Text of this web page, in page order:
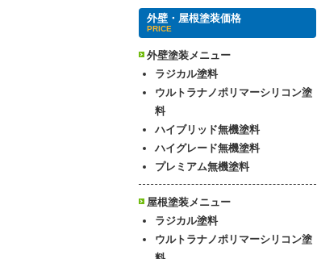
外壁・屋根塗装価格
PRICE
外壁塗装メニュー
ラジカル塗料
ウルトラナノポリマーシリコン塗
料
ハイブリッド無機塗料
ハイグレード無機塗料
プレミアム無機塗料
屋根塗装メニュー
ラジカル塗料
ウルトラナノポリマーシリコン塗